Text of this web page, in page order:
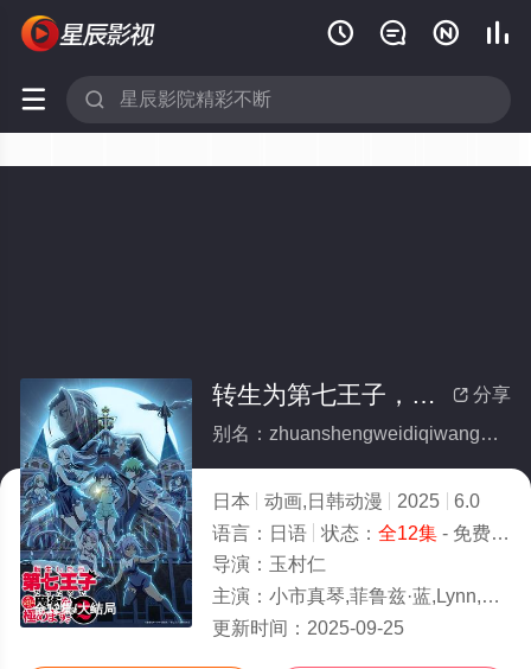
   
 
全12集/大结局
 分享
转生为第七王子，随心所欲的魔法学习之路第二季(全集)
别名：zhuanshengweidiqiwangzisuixinsuoyudemofaxuexizhiludierji
日本 动画,日韩动漫 2025
6.0
语言： 日语 状态： 全12集- 免费在线观看
导演： 玉村仁
主演： 小市真琴,菲鲁兹·蓝,Lynn,关根明良,高桥李依,堀江瞬,熊田茜音,松井惠理子,杉田智和,明坂聪美,土岐隼一,
更新时间： 2025-09-25